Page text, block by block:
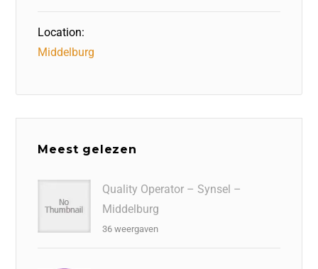
Location:
Middelburg
Meest gelezen
Quality Operator – Synsel –
Middelburg
36 weergaven